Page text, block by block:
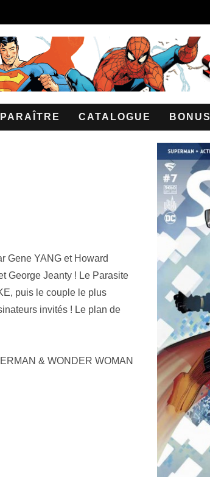
CATALOGUE BONUS
Gene YANG et Howard
George Jeanty ! Le Parasite
puis le couple le plus
invités ! Le plan de
& WONDER WOMAN